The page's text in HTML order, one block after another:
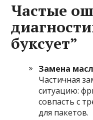
Частые
буксует”
Замена
Частичная
ситуацию:
совпасть с
для пакетов.